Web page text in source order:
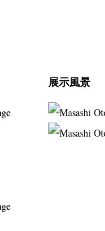
展示風景